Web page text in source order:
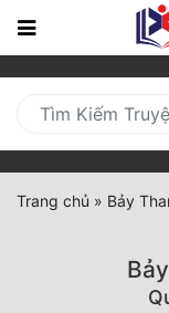
Trang
Mới
Cập
Nhật
(current)
Trang chủ » Bảy